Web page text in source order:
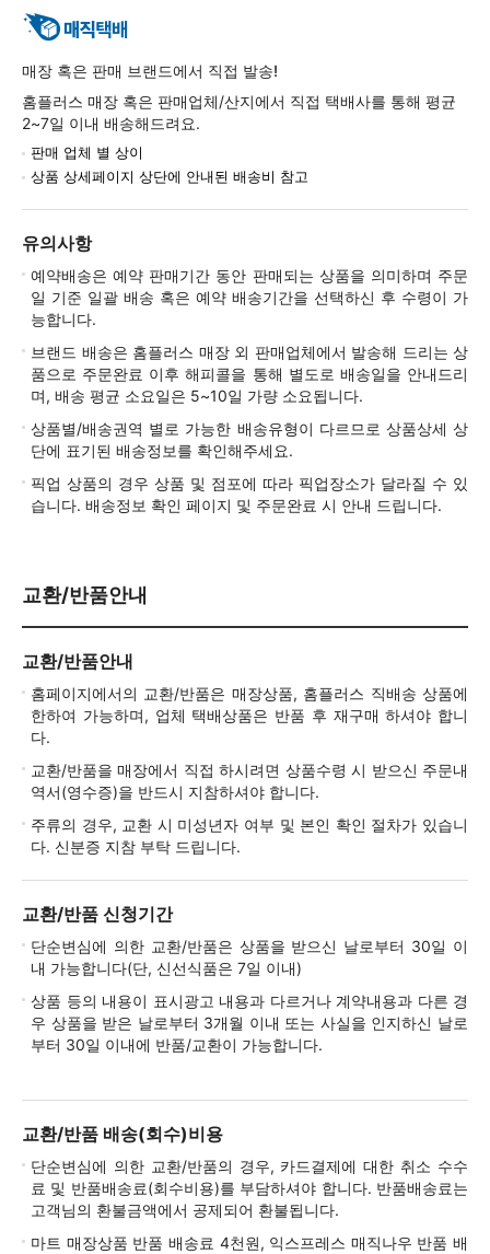
매장 혹은 판매 브랜드에서 직접 발송!
홈플러스 매장 혹은 판매업체/산지에서 직접 택배사를 통해 평균
2~7일 이내 배송해드려요.
판매 업체 별 상이
상품 상세페이지 상단에 안내된 배송비 참고
유의사항
예약배송은 예약 판매기간 동안 판매되는 상품을 의미하며 주문
일 기준 일괄 배송 혹은 예약 배송기간을 선택하신 후 수령이 가
능합니다.
브랜드 배송은 홈플러스 매장 외 판매업체에서 발송해 드리는 상
품으로 주문완료 이후 해피콜을 통해 별도로 배송일을 안내드리
며, 배송 평균 소요일은 5~10일 가량 소요됩니다.
상품별/배송권역 별로 가능한 배송유형이 다르므로 상품상세 상
단에 표기된 배송정보를 확인해주세요.
픽업 상품의 경우 상품 및 점포에 따라 픽업장소가 달라질 수 있
습니다. 배송정보 확인 페이지 및 주문완료 시 안내 드립니다.
교환/반품안내
교환/반품안내
홈페이지에서의 교환/반품은 매장상품, 홈플러스 직배송 상품에
한하여 가능하며, 업체 택배상품은 반품 후 재구매 하셔야 합니
다.
교환/반품을 매장에서 직접 하시려면 상품수령 시 받으신 주문내
역서(영수증)을 반드시 지참하셔야 합니다.
주류의 경우, 교환 시 미성년자 여부 및 본인 확인 절차가 있습니
다. 신분증 지참 부탁 드립니다.
교환/반품 신청기간
단순변심에 의한 교환/반품은 상품을 받으신 날로부터 30일 이
내 가능합니다(단, 신선식품은 7일 이내)
상품 등의 내용이 표시광고 내용과 다르거나 계약내용과 다른 경
우 상품을 받은 날로부터 3개월 이내 또는 사실을 인지하신 날로
부터 30일 이내에 반품/교환이 가능합니다.
교환/반품 배송(회수)비용
단순변심에 의한 교환/반품의 경우, 카드결제에 대한 취소 수수
료 및 반품배송료(회수비용)를 부담하셔야 합니다. 반품배송료는
고객님의 환불금액에서 공제되어 환불됩니다.
마트 매장상품 반품 배송료 4천원, 익스프레스 매직나우 반품 배